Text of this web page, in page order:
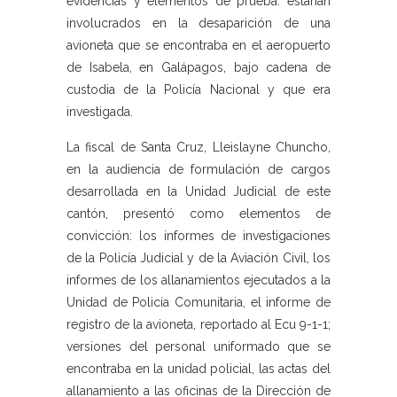
involucrados en la desaparición de una
avioneta que se encontraba en el aeropuerto
de Isabela, en Galápagos, bajo cadena de
custodia de la Policía Nacional y que era
investigada.
La fiscal de Santa Cruz, Lleislayne Chuncho,
en la audiencia de formulación de cargos
desarrollada en la Unidad Judicial de este
cantón, presentó como elementos de
convicción: los informes de investigaciones
de la Policía Judicial y de la Aviación Civil, los
informes de los allanamientos ejecutados a la
Unidad de Policía Comunitaria, el informe de
registro de la avioneta, reportado al Ecu 9-1-1;
versiones del personal uniformado que se
encontraba en la unidad policial, las actas del
allanamiento a las oficinas de la Dirección de